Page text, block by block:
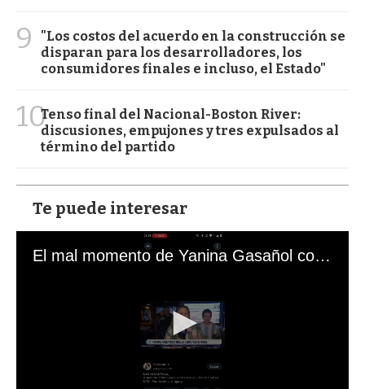
9
"Los costos del acuerdo en la construcción se
disparan para los desarrolladores, los
consumidores finales e incluso, el Estado"
10Tenso final del Nacional-Boston River:
discusiones, empujones y tres expulsados al
término del partido
Te puede interesar
El mal momento de Yanina Gasañol con un hincha argentino en "Subrayado"